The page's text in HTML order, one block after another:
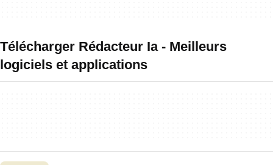
Télécharger Rédacteur Ia - Meilleurs
logiciels et applications